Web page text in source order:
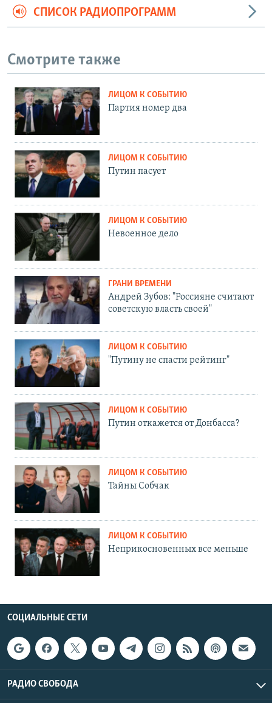
СПИСОК РАДИОПРОГРАММ
Смотрите также
ЛИЦОМ К СОБЫТИЮ
Партия номер два
ЛИЦОМ К СОБЫТИЮ
Путин пасует
ЛИЦОМ К СОБЫТИЮ
Невоенное дело
ГРАНИ ВРЕМЕНИ
Андрей Зубов: "Россияне считают
советскую власть своей"
ЛИЦОМ К СОБЫТИЮ
"Путину не спасти рейтинг"
ЛИЦОМ К СОБЫТИЮ
Путин откажется от Донбасса?
ЛИЦОМ К СОБЫТИЮ
Тайны Собчак
ЛИЦОМ К СОБЫТИЮ
Неприкосновенных все меньше
СОЦИАЛЬНЫЕ СЕТИ
РАДИО СВОБОДА